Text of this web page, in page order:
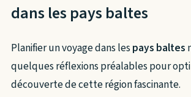
dans les pays baltes
Planifier un voyage dans lespays baltes
quelques réflexions préalables pour
découverte de cette région fascinante.